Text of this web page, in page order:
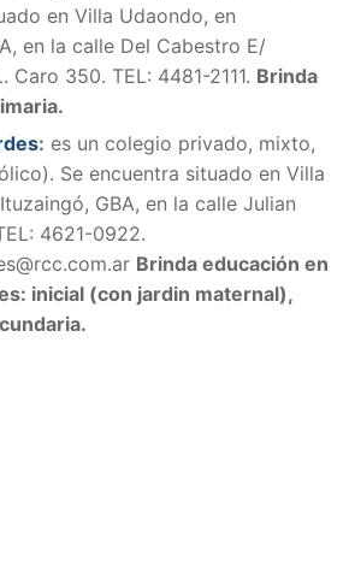
en Villa Udaondo, en
en la calle Del Cabestro E/
Caro 350. TEL: 4481-2111. Brinda
: es un colegio privado, mixto,
Se encuentra situado en Villa
GBA, en la calle Julian
4621-0922.
Brinda educación en
inicial (con jardin maternal),